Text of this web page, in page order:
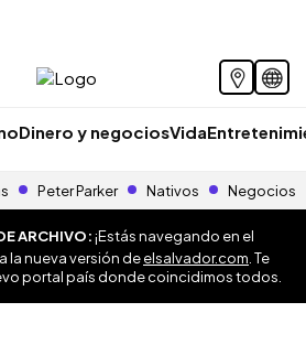
Dinero y negociosVida
Peter Parker Nativos Negocios
ARCHIVO:¡Estás navegando en el
la nueva versión deelsalvador.com . Te
portal país donde coincidimos todos.